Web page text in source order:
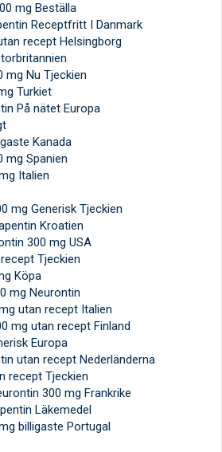
mg Beställa
Receptfritt I Danmark
recept Helsingborg
mg Nu Tjeckien
Turkiet
På nätet Europa
Kanada
mg Spanien
Italien
mg Generisk Tjeckien
Kroatien
300 mg USA
Tjeckien
Köpa
mg Neurontin
utan recept Italien
mg utan recept Finland
Europa
utan recept Nederländerna
recept Tjeckien
300 mg Frankrike
Läkemedel
billigaste Portugal